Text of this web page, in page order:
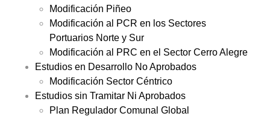
Modificación Piñeo
Modificación al PCR en los Sectores
Portuarios Norte y Sur
Modificación al PRC en el Sector Cerro Alegre
Estudios en Desarrollo No Aprobados
Modificación Sector Céntrico
Estudios sin Tramitar Ni Aprobados
Plan Regulador Comunal Global